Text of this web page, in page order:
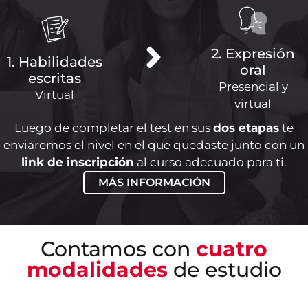
1. Habilidades
escritas
Virtual
2. Expresión
oral
Presencial y
virtual
Luego de completar el test en sus dos etapas te
enviaremos el nivel en el que quedaste junto con un
link de inscripción al curso adecuado para ti.
MÁS INFORMACIÓN
Contamos con cuatro
modalidadesde estudio